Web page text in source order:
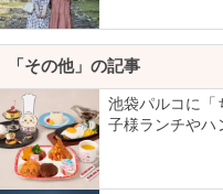
「その他」の記事
池袋パルコに「
子様ランチやハ